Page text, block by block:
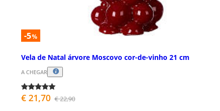
-5%
Vela de Natal árvore Moscovo cor-de-vinho 21 cm
A CHEGAR
€ 21,70 € 22,90